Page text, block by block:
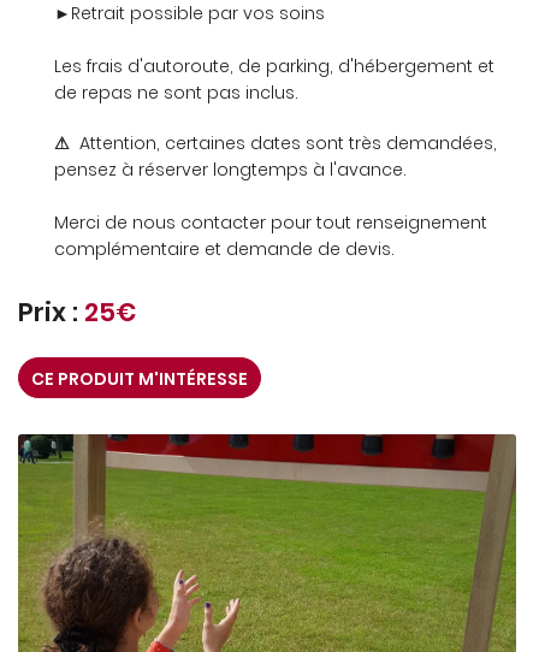
ACCUEIL
UNE
02 48 24 76
►Retrait possible par vos soins
Les frais d'autoroute, de parking, d'hébergement et
de repas ne sont pas inclus.
⚠ Attention, certaines dates sont très demandées,
pensez à réserver longtemps à l'avance.
Merci de nous contacter pour tout renseignement
complémentaire et demande de devis.
Prix : 25€
CE PRODUIT M'INTÉRESSE